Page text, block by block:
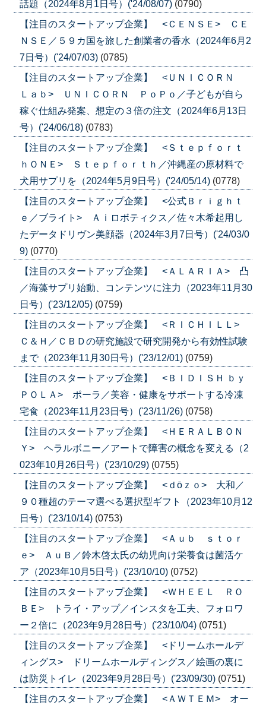
話題（2024年8月1日号）('24/08/07) (0790)
【注目のスタートアップ企業】 <ＣＥＮＳＥ> ＣＥ
ＮＳＥ／５９カ国を旅した創業者の香水（2024年6月2
7日号）('24/07/03) (0785)
【注目のスタートアップ企業】 <ＵＮＩＣＯＲＮ
Ｌａｂ> ＵＮＩＣＯＲＮ ＰｏＰｏ／子どもが自ら
稼ぐ仕組み発案、想定の３倍の注文（2024年6月13日
号）('24/06/18) (0783)
【注目のスタートアップ企業】 <Ｓｔｅｐｆｏｒｔ
ｈＯＮＥ> Ｓｔｅｐｆｏｒｔｈ／沖縄産の原材料で
犬用サプリを（2024年5月9日号）('24/05/14) (0778)
【注目のスタートアップ企業】 <公式Ｂｒｉｇｈｔ
ｅ／ブライト> Ａｉロボティクス／佐々木希起用し
たデータドリヴン美顔器（2024年3月7日号）('24/03/0
9) (0770)
【注目のスタートアップ企業】 <ＡＬＡＲＩＡ> 凸
／海藻サプリ始動、コンテンツに注力（2023年11月30
日号）('23/12/05) (0759)
【注目のスタートアップ企業】 <ＲＩＣＨＩＬＬ>
Ｃ＆Ｈ／ＣＢＤの研究施設で研究開発から有効性試験
まで（2023年11月30日号）('23/12/01) (0759)
【注目のスタートアップ企業】 <ＢＩＤＩＳＨ ｂｙ
ＰＯＬＡ> ポーラ／美容・健康をサポートする冷凍
宅食（2023年11月23日号）('23/11/26) (0758)
【注目のスタートアップ企業】 <ＨＥＲＡＬＢＯＮ
Ｙ> ヘラルボニー／アートで障害の概念を変える（2
023年10月26日号）('23/10/29) (0755)
【注目のスタートアップ企業】 <ｄōｚｏ> 大和／
９０種超のテーマ選べる選択型ギフト（2023年10月12
日号）('23/10/14) (0753)
【注目のスタートアップ企業】 <Ａｕｂ ｓｔｏｒ
ｅ> ＡｕＢ／鈴木啓太氏の幼児向け栄養食は菌活ケ
ア（2023年10月5日号）('23/10/10) (0752)
【注目のスタートアップ企業】 <ＷＨＥＥＬ ＲＯ
ＢＥ> トライ・アップ／インスタを工夫、フォロワ
ー２倍に（2023年9月28日号）('23/10/04) (0751)
【注目のスタートアップ企業】 <ドリームホールデ
ィングス> ドリームホールディングス／絵画の裏に
は防災トイレ（2023年9月28日号）('23/09/30) (0751)
【注目のスタートアップ企業】 <ＡＷＴＥＭ> オー